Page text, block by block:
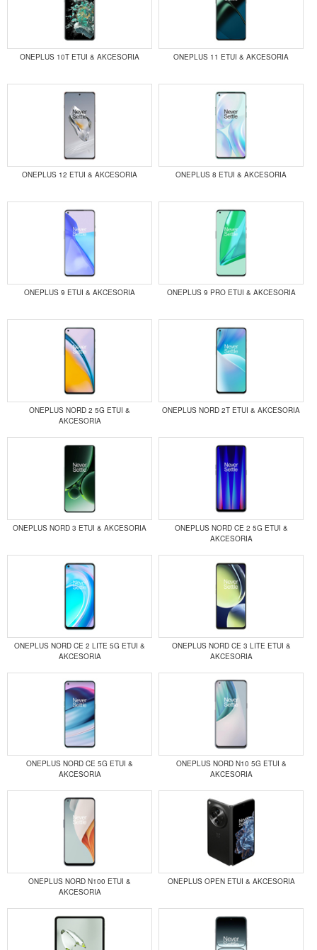
ONEPLUS 10T ETUI & AKCESORIA ONEPLUS 11 ETUI & AKCESORIA
ONEPLUS 12 ETUI & AKCESORIA ONEPLUS 8 ETUI & AKCESORIA
ONEPLUS 9 ETUI & AKCESORIA ONEPLUS 9 PRO ETUI & AKCESORIA
ONEPLUS NORD 2 5G ETUI &
AKCESORIA
ONEPLUS NORD 2T ETUI & AKCESORIA
ONEPLUS NORD 3 ETUI & AKCESORIA
ONEPLUS NORD CE 2 5G ETUI &
AKCESORIA
ONEPLUS NORD CE 2 LITE 5G ETUI &
AKCESORIA
ONEPLUS NORD CE 3 LITE ETUI &
AKCESORIA
ONEPLUS NORD CE 5G ETUI &
AKCESORIA
ONEPLUS NORD N10 5G ETUI &
AKCESORIA
ONEPLUS NORD N100 ETUI &
AKCESORIA
ONEPLUS OPEN ETUI & AKCESORIA